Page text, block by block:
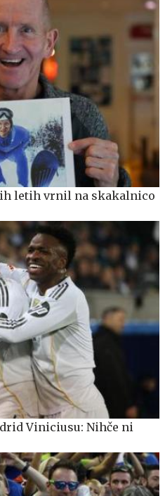
letih vrnil na skakalnico
Viniciusu: Nihče ni